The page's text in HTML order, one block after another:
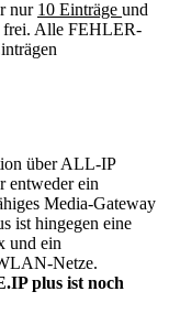
nur 10 Einträge und
Alle FEHLER-
über ALL-IP
entweder ein
Media-Gateway
ist hingegen eine
und ein
Netze.
plus ist noch